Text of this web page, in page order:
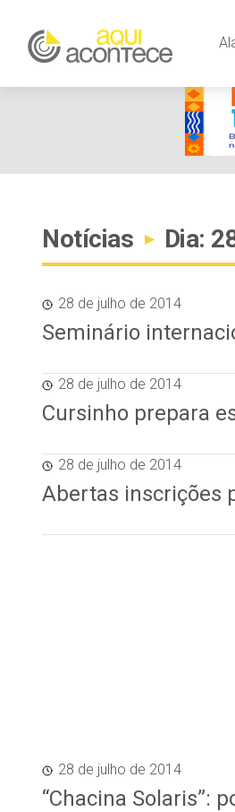
Notícias ▸ Dia:
28 de julho de 2014
Seminário
28 de julho de 2014
Cursinho prepara
28 de julho de 2014
Abertas inscrições
28 de julho de 2014
“Chacina Solaris”: